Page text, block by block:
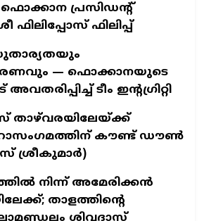
ഫൊക്കാന പ്രസിഡന്റ്
ഫിലിപ്പോസ് ഫിലിപ്പ്
— ഫൊക്കാനയുടെ
ടീം ഇന്റഗ്രിറ്റി
കൗണ്ട് ഡൗണ്‍
ശ്രീകുമാര്‍)
നിന്ന് അമേരിക്കൻ
താളത്തിന്റെ